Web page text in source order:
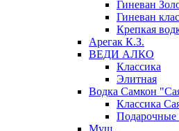
Гиневан
Гиневан
Крепкая
Арегак К.З.
ВЕДИ АЛКО
Классика
Элитная
Водка Самкон
Классика
Подарочные
Муш